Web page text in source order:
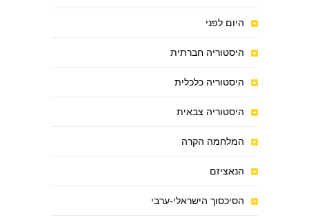
היום לפני
היסטוריה חברתית
היסטוריה כלכלית
היסטוריה צבאית
המלחמה הקרה
הנאציזם
הסיכסוך הישראלי-ערבי